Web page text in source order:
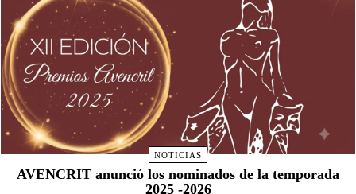
NOTICIAS
AVENCRIT anunció los nominados de la temporada
2025 -2026